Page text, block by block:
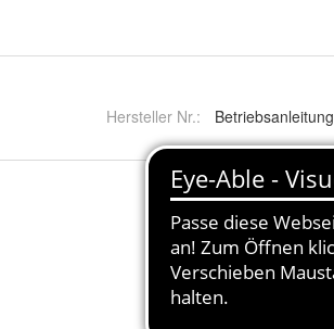
Hersteller Nr.: Betriebsanleitung